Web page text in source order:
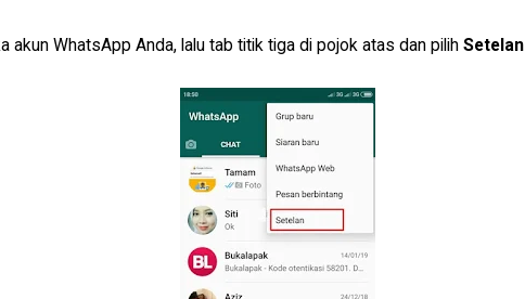
akun WhatsApp Anda, lalu tab titik tiga di pojok atas dan pilih Setelan